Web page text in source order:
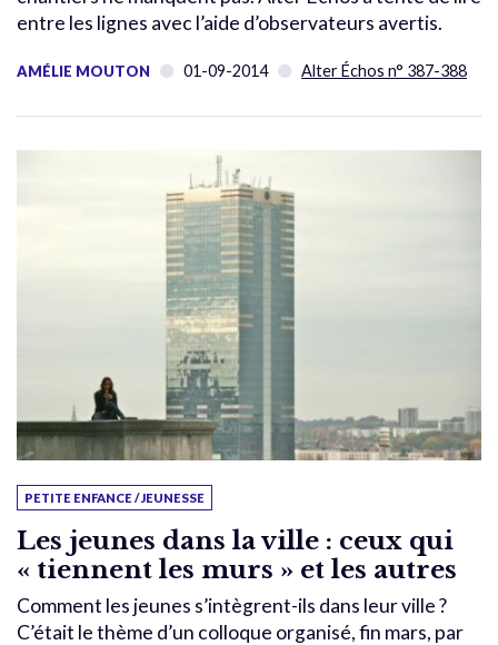
entre les lignes avec l’aide d’observateurs avertis.
AMÉLIE MOUTON 01-09-2014 Alter Échos n° 387-388
PETITE ENFANCE / JEUNESSE
Les jeunes dans la ville : ceux qui
« tiennent les murs » et les autres
Comment les jeunes s’intègrent-ils dans leur ville ?
C’était le thème d’un colloque organisé, fin mars, par